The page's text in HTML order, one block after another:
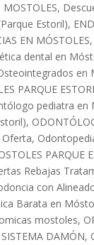
,
Estoril),
EN MÓSTOLES,
dental en
en
PARQUE
pediatra en
,
,
PARQUE
Rebajas
con
Barata en
mostoles,
DAMÓN,